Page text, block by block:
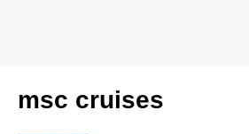
msc cruises